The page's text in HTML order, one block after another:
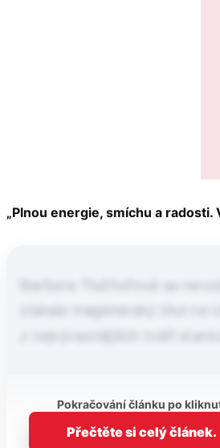
„Plnou energie, smíchu a
Barbora Tlučhořová se
z nejvýraznějších tváří
Pokračování článku po
Přečtěte si celý článek.